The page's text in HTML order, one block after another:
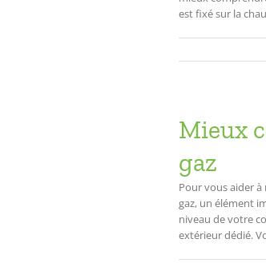
est fixé sur la
Mieux
gaz
Pour vous aider
gaz, un élément
niveau de votre
extérieur dédié.